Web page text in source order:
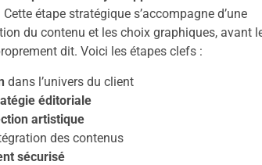
étape stratégique s’accompagne d’une
du contenu et les choix graphiques, avant
dit. Voici les étapes clefs :
dans l’univers du client
éditoriale
artistique
des contenus
sécurisé